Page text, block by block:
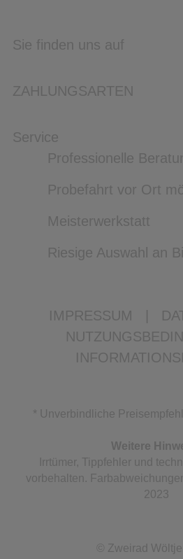
Sie finden uns auf
ZAHLUNGSARTEN
Service
Professionelle
Probefahrt vor Ort
Meisterwerkstatt
Riesige Auswahl an
IMPRESSUM
* Unverbindliche
Weitere
Irrtümer, Tippfehler und
vorbehalten.
2023
© Zweirad